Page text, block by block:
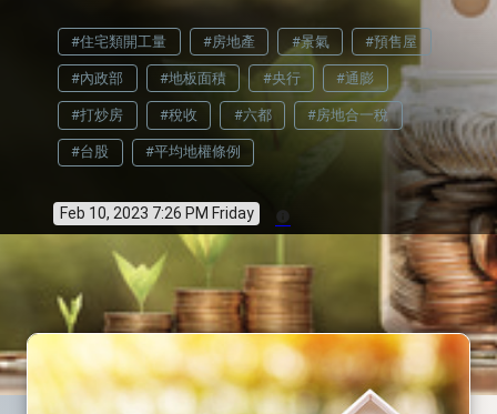
#住宅類開工量 #房地產 #景氣 #預售屋
#內政部 #地板面積 #央行 #通膨
#打炒房 #稅收 #六都 #房地合一稅
#台股 #平均地權條例
Feb 10, 2023 7:26 PM Friday info